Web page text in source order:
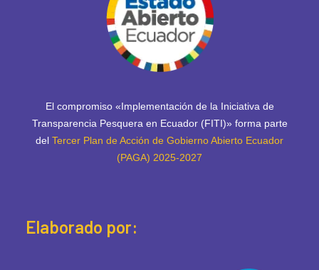
El compromiso «Implementación de la Iniciativa de
Transparencia Pesquera en Ecuador (FITI)» forma parte
del Tercer Plan de Acción de Gobierno Abierto Ecuador
(PAGA) 2025-2027
Elaborado por: